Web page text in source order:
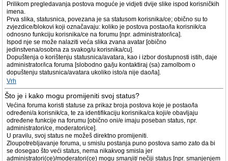
Prilikom pregledavanja postova moguće je vidjeti dvije slike ispod korisničkih
imena.
Prva slika, statusnica, povezana je sa statusom korisnika/ce; obično su to
zvjezdice/blokovi koji označavaju: koliko je postova postao/la korisnik/ca
odnosno funkciju korisnika/ce na forumu [npr. administrator/ica].
Ispod nje se može nalaziti veća slika zvana avatar [obično
jedinstvena/osobna za svakog/u korisnika/cu].
Dopuštenja o korištenju statusnica/avatara, kao i izbor dostupnosti istih, daje
administrator/ica foruma [slobodno ga/ju kontaktiraj (sa) zamolbom o
dopuštenju statusnica/avatara ukoliko isto/a nije dao/la].
Vrh
Što je i kako mogu promijeniti svoj status?
Većina foruma koristi statuse za prikaz broja postova koje je postao/la
određeni/a korisnik/ca, te za identifikaciju korisnika/ca koji/e obavljaju
određene funkcije na forumu [obično oni/e imaju poseban status, npr.
administratori/ce, moderatori/ce].
U pravilu, svoj status ne možeš direktno promijeniti.
Zloupotrebljavanje foruma, u smislu postanja puno postova samo zato da bi
se dosegao što veći status, nema nikakvog smisla jer
administratori(ce)/moderatori(ce) mogu smanjiti nečiji status [npr. smanjenjem